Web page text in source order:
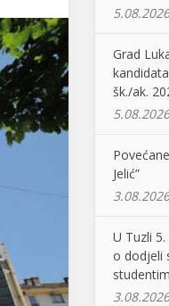
Grad
šk./ak.
Jelić”
U Tuzli
o dodjeli